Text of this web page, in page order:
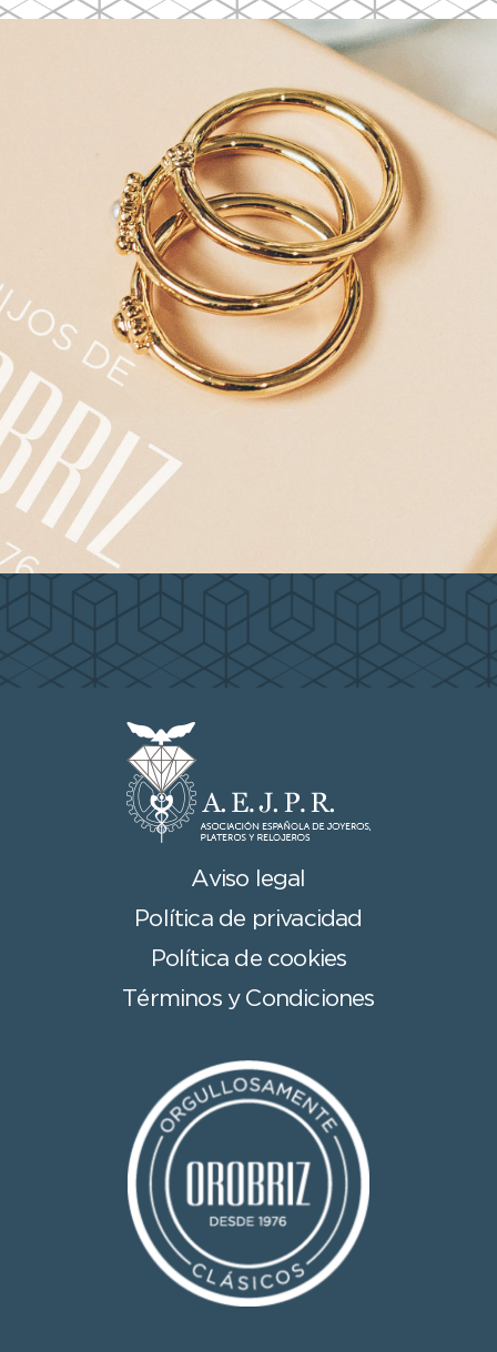
Aviso legal
Política de privacidad
Política de cookies
Términos y Condiciones